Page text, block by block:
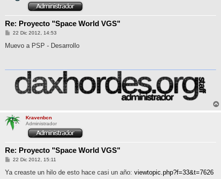
Re: Proyecto "Space World VGS"
M
n
22 Dic 2012, 14:53
Muevo a PSP - Desarrollo
Kravenbcn
Administrador
Re: Proyecto "Space World VGS"
M
n
22 Dic 2012, 15:11
Ya creaste un hilo de esto hace casi un año: viewtopic.php?f=33&t=7626